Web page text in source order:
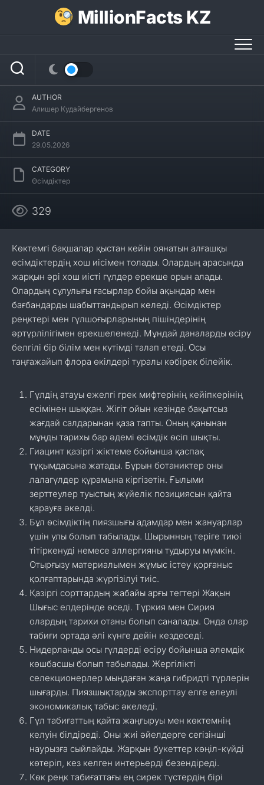
MillionFacts KZ
AUTHOR
Алишер Кудайбергенов
DATE
29.05.2026
CATEGORY
Өсімдіктер
329
Көктемгі бақшалар қыстан кейін оянатын алғашқы
өсімдіктердің хош иісімен толады. Олардың арасында
жарқын әрі хош иісті гүлдер ерекше орын алады.
Олардың сұлулығы ғасырлар бойы ақындар мен
бағбандарды шабыттандырып келеді. Өсімдіктер
реңктері мен гүлшоғырларының пішіндерінің
әртүрлілігімен ерекшеленеді. Мұндай даналарды өсіру
белгілі бір білім мен күтімді талап етеді. Осы
таңғажайып флора өкілдері туралы көбірек білейік.
Гүлдің атауы ежелгі грек мифтерінің кейіпкерінің
есімінен шыққан. Жігіт ойын кезінде бақытсыз
жағдай салдарынан қаза тапты. Оның қанынан
мұңды тарихы бар әдемі өсімдік өсіп шықты.
Гиацинт қазіргі жіктеме бойынша қаспақ
тұқымдасына жатады. Бұрын ботаниктер оны
лалагүлдер құрамына кіргізетін. Ғылыми
зерттеулер туыстың жүйелік позициясын қайта
қарауға әкелді.
Бұл өсімдіктің пиязшығы адамдар мен жануарлар
үшін улы болып табылады. Шырынның теріге тиюі
тітіркенуді немесе аллергияны тудыруы мүмкін.
Отырғызу материалымен жұмыс істеу қорғаныс
қолғаптарында жүргізілуі тиіс.
Қазіргі сорттардың жабайы арғы тегтері Жақын
Шығыс елдерінде өседі. Түркия мен Сирия
олардың тарихи отаны болып саналады. Онда олар
табиғи ортада әлі күнге дейін кездеседі.
Нидерланды осы гүлдерді өсіру бойынша әлемдік
көшбасшы болып табылады. Жергілікті
селекционерлер мыңдаған жаңа гибридті түрлерін
шығарды. Пиязшықтарды экспорттау елге елеулі
экономикалық табыс әкеледі.
Гүл табиғаттың қайта жаңғыруы мен көктемнің
келуін білдіреді. Оны жиі әйелдерге сегізінші
наурызға сыйлайды. Жарқын букеттер көңіл-күйді
көтеріп, кез келген интерьерді безендіреді.
Көк реңк табиғаттағы ең сирек түстердің бірі